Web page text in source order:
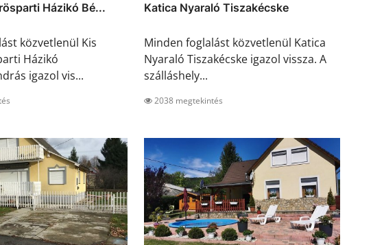
Házikó Bé...
közvetlenül Kis
Házikó
igazol vis...
Katica Nyaraló Tiszakécske
Minden foglalást közvetlenül Katica
Nyaraló Tiszakécske igazol vissza. A
szálláshely...
2038 megtekintés